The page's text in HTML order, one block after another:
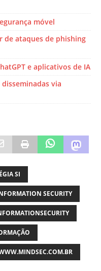
móvel
de ataques de phishing
e aplicativos de IA
via
SI
SECURITY